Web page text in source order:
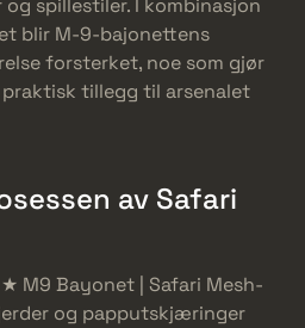
spillestiler. I kombinasjon
blir M-9-bajonettens
forsterket, noe som gjør
tillegg til arsenalet
av Safari
M9 Bayonet | Safari Mesh-
og papputskjæringer